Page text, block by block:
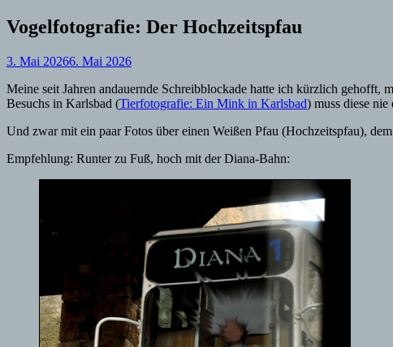
Vogelfotografie: Der Hochzeitspfau
3. Mai 20266. Mai 2026
Meine seit Jahren andauernde Schreibblockade hatte ich kürzlich gehofft,
Besuchs in Karlsbad (Tierfotografie: Ein Mink in Karlsbad) muss diese
Und zwar mit ein paar Fotos über einen Weißen Pfau (Hochzeitspfau),
Empfehlung: Runter zu Fuß, hoch mit der Diana-Bahn: